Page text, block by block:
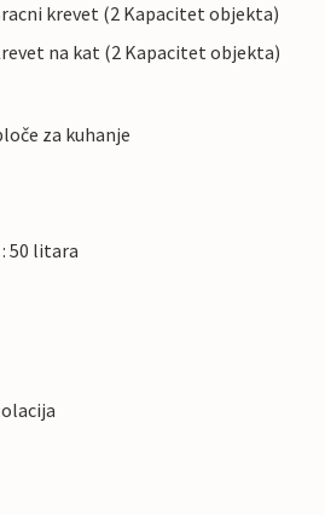
krevet (2 Kapacitet objekta)
na kat (2 Kapacitet objekta)
za kuhanje
50 litara